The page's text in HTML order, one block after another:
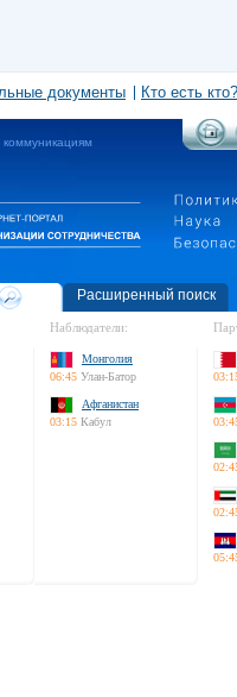
документы Кто есть кто?
Расширенный поиск
Наблюдатели:
Монголия
06:45 Улан-Батор
Афганистан
03:15 Кабул